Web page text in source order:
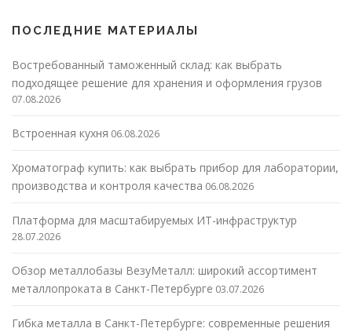
ПОСЛЕДНИЕ МАТЕРИАЛЫ
Востребованный таможенный склад: как выбрать
подходящее решение для хранения и оформления грузов
07.08.2026
Встроенная кухня 06.08.2026
Хроматограф купить: как выбрать прибор для лаборатории,
производства и контроля качества 06.08.2026
Платформа для масштабируемых ИТ-инфраструктур
28.07.2026
Обзор металлобазы ВезуМеталл: широкий ассортимент
металлопроката в Санкт-Петербурге 03.07.2026
Гибка металла в Санкт-Петербурге: современные решения